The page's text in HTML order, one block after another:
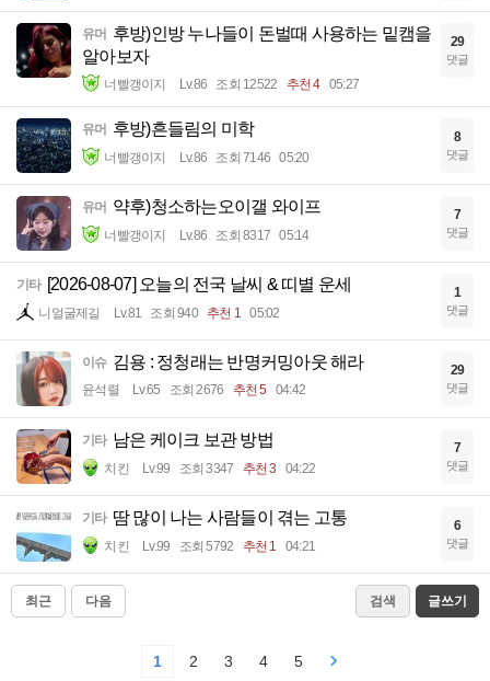
유머 후방)인방 누나들이 돈벌때 사용하는 밑캠을
알아보자
너빨갱이지 Lv.86 조회 12522 추천 4 05:27
29
댓글
유머 후방)흔들림의 미학
너빨갱이지 Lv.86 조회 7146 05:20
8
댓글
유머 약후)청소하는오이갤 와이프
너빨갱이지 Lv.86 조회 8317 05:14
7
댓글
기타 [2026-08-07] 오늘의 전국 날씨 & 띠별 운세
니얼굴제길 Lv.81 조회 940 추천 1 05:02
1
댓글
이슈 김용 : 정청래는 반명커밍아웃 해라
윤석렬 Lv.65 조회 2676 추천 5 04:42
29
댓글
기타 남은 케이크 보관 방법
치킨 Lv.99 조회 3347 추천 3 04:22
7
댓글
기타 땀 많이 나는 사람들이 겪는 고통
치킨 Lv.99 조회 5792 추천 1 04:21
6
댓글
최근 다음 검색 글쓰기
1 2 3 4 5